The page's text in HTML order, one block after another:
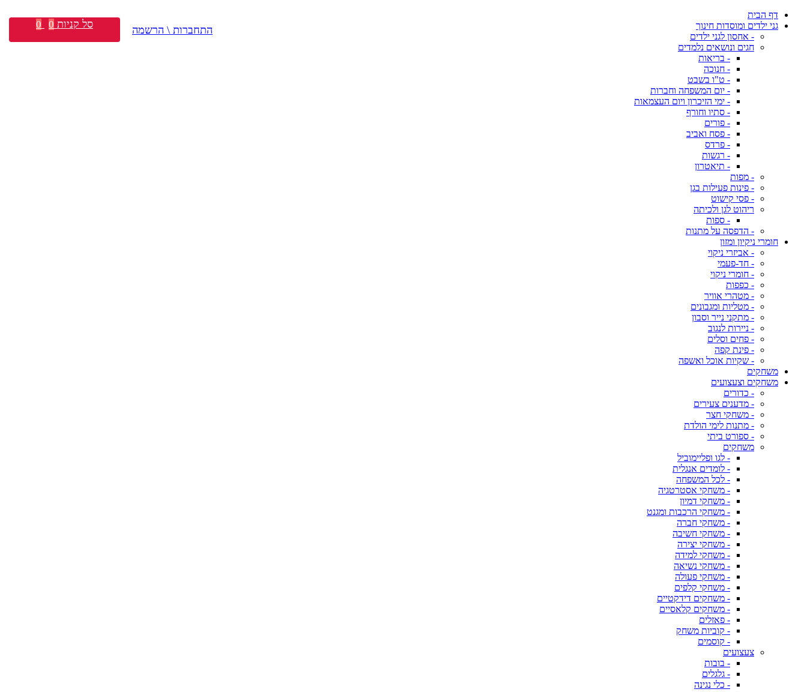
דף הבית
גני ילדים ומוסדות חינוך
- אחסון לגני ילדים
חגים ונושאים נלמדים
- בריאות
- חנוכה
- ט"ו בשבט
- יום המשפחה וחברות
- ימי הזיכרון ויום העצמאות
- סתיו וחורף
- פורים
- פסח ואביב
- פרדס
- רגשות
- תיאטרון
- מפות
- פינות פעילות בגן
- פסי קישוט
ריהוט לגן ולכיתה
- ספות
- הדפסה על מתנות
חומרי ניקיון ומזון
- אביזרי ניקוי
- חד-פעמי
- חומרי ניקוי
- כפפות
- מטהרי אוויר
- מטליות ומגבונים
- מתקני נייר וסבון
- ניירות לנגוב
- פחים וסלים
- פינת קפה
- שקיות אוכל ואשפה
משחקים
משחקים וצעצועים
- כדורים
- מדענים צעירים
- משחקי חצר
- מתנות לימי הולדת
- ספורט ביתי
משחקים
- לגו ופליימוביל
- לומדים אנגלית
- לכל המשפחה
- משחקי אסטרטגיה
- משחקי דמיון
- משחקי הרכבות ומגנט
- משחקי חברה
- משחקי חשיבה
- משחקי יצירה
- משחקי למידה
- משחקי נשיאה
- משחקי פעולה
- משחקי קלפים
- משחקים דידקטיים
- משחקים קלאסיים
- פאזלים
- קוביות משחק
- קוסמים
צעצועים
- בובות
- גלגלים
- כלי נגינה
התחברות \ הרשמה סל קניות 0
0